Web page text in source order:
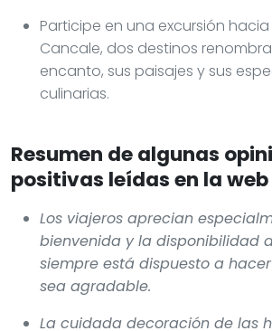
Participe en una excursión
Cancale, dos destinos
encanto, sus paisajes y sus
culinarias.
Resumen de algunas
positivas leídas en la web
Los viajeros aprecian
bienvenida y la disponibilidad
siempre está dispuesto a
sea agradable.
La cuidada decoración de las